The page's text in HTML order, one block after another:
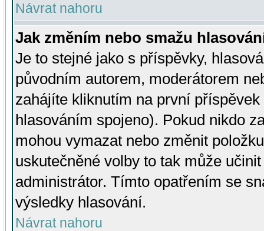
Návrat nahoru
Jak změním nebo smažu
Je to stejné jako s příspěvky,
původním autorem, moderátorem
zahájíte kliknutím na první
hlasováním spojeno). Pokud nikdo
mohou vymazat nebo změnit
uskutečněné volby to tak může
administrátor. Tímto opatřením se
výsledky hlasování.
Návrat nahoru